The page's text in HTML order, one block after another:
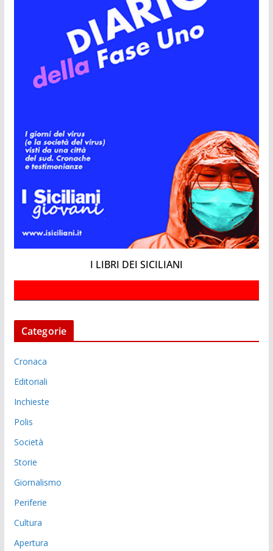
I LIBRI DEI SICILIANI
Categorie
Cronaca
Editoriali
Inchieste
Polis
Società
Storie
Giornalismo
Periferie
Cultura
Apertura